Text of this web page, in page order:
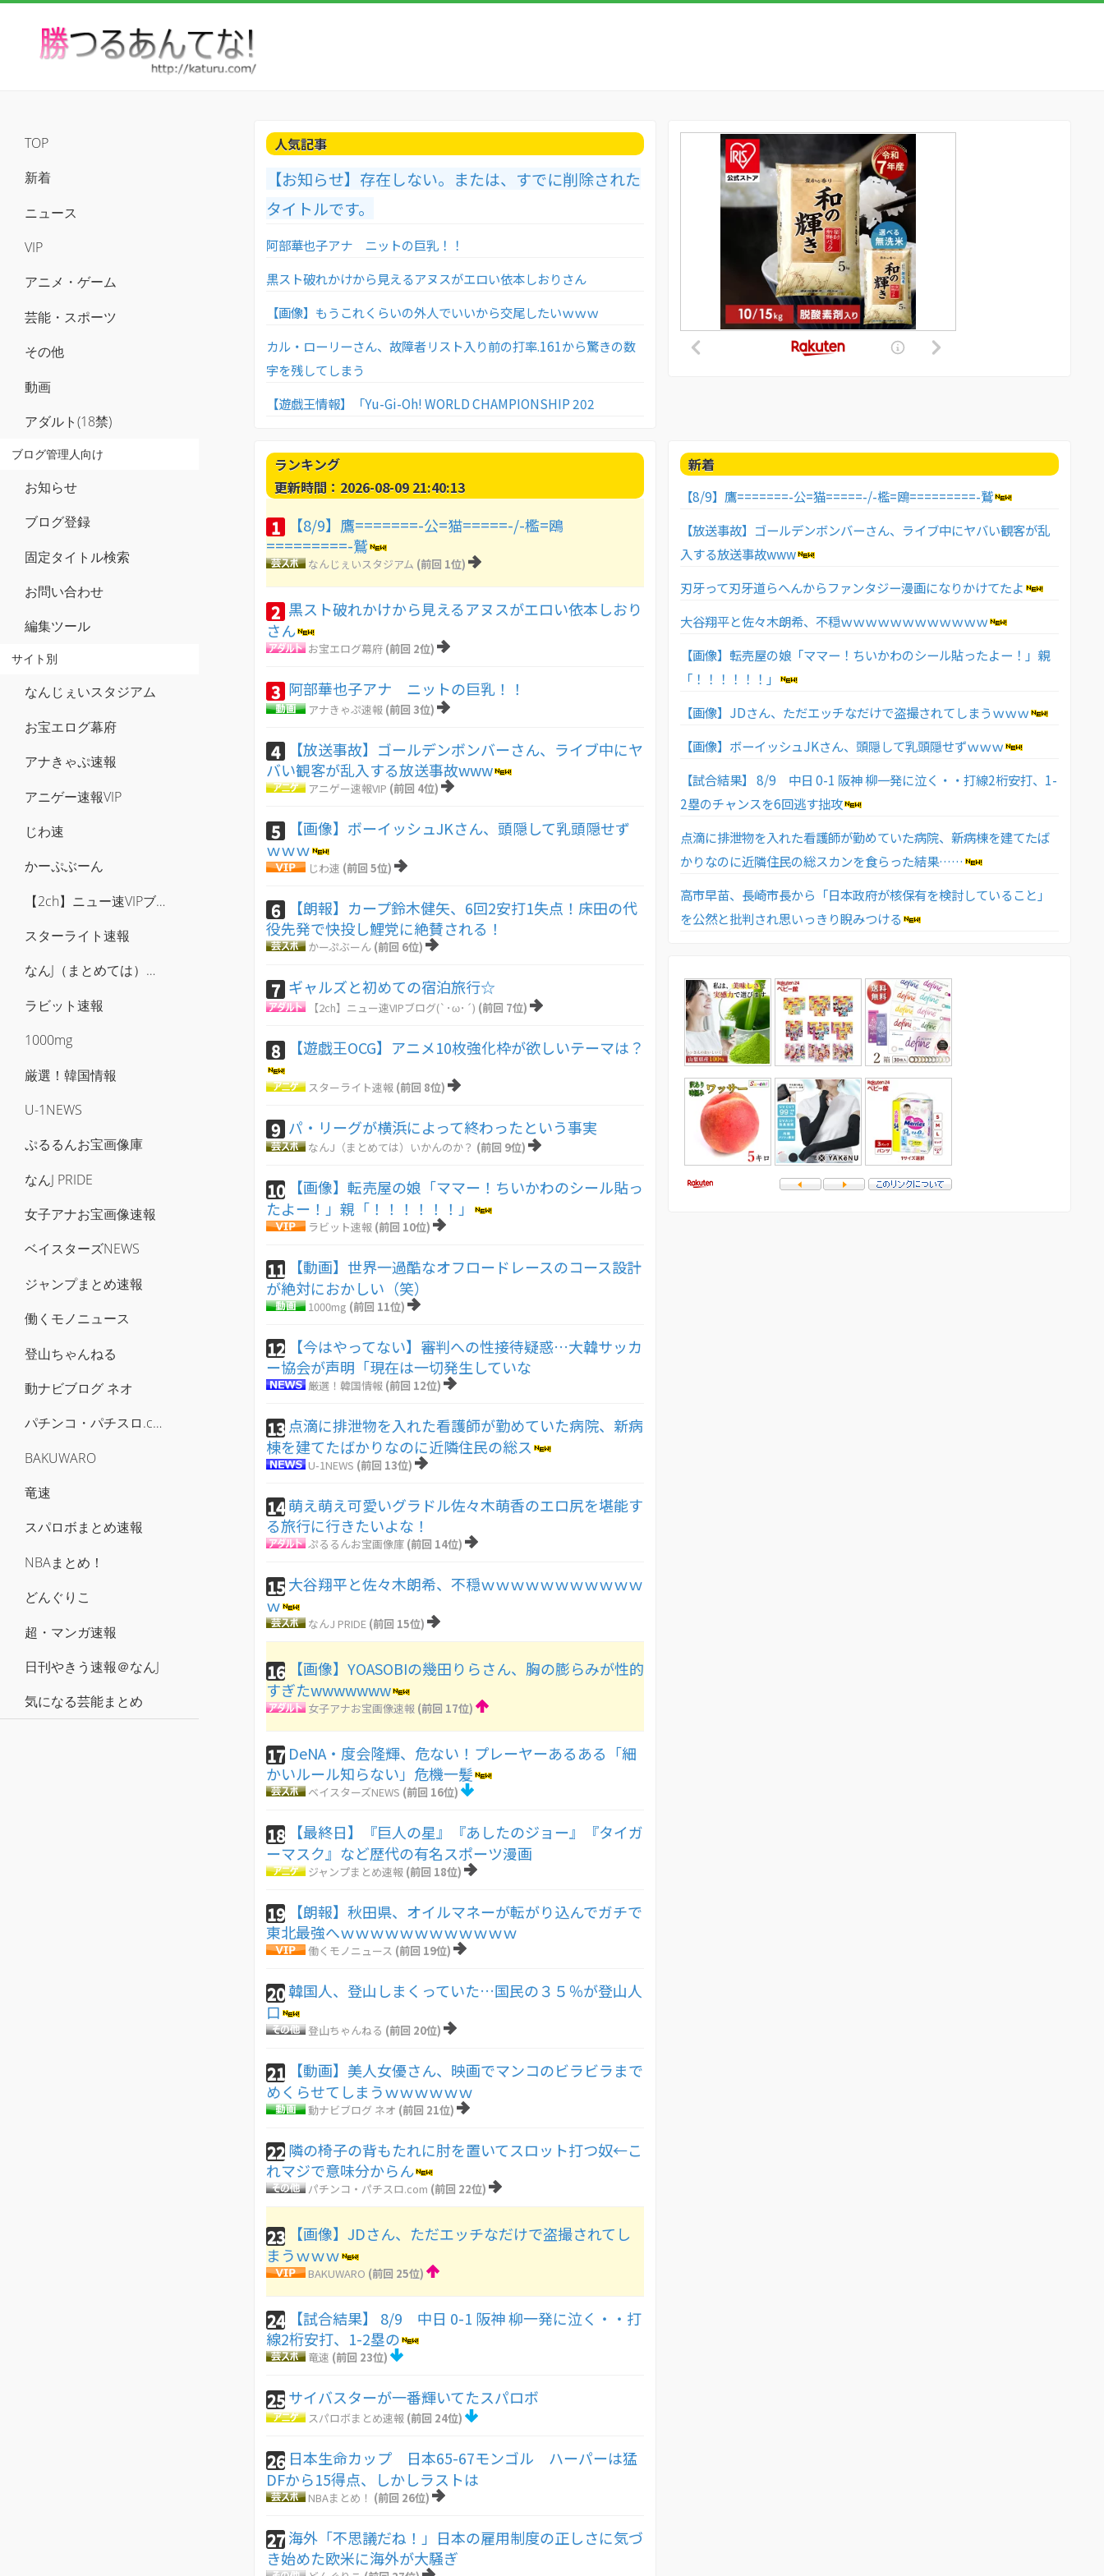
人気記事
【お知らせ】存在しない。または、すでに削除された
タイトルです。
阿部華也子アナ ニットの巨乳！！
黒スト破れかけから見えるアヌスがエロい依本しおりさん
【画像】もうこれくらいの外人でいいから交尾したいｗｗｗ
カル・ローリーさん、故障者リスト入り前の打率.161から驚きの数
字を残してしまう
【遊戯王情報】「Yu-Gi-Oh! WORLD CHAMPIONSHIP 202
ランキング
更新時間：2026-08-09 21:40:13
1
【8/9】鷹=======-公=猫=====-/-檻=鴎
=========-鷲
なんじぇいスタジアム (前回 1位)
2 黒スト破れかけから見えるアヌスがエロい依本しおり
さん
お宝エログ幕府 (前回 2位)
3 阿部華也子アナ ニットの巨乳！！
アナきゃぷ速報 (前回 3位)
4
【放送事故】ゴールデンボンバーさん、ライブ中にヤ
バい観客が乱入する放送事故www
アニゲー速報VIP (前回 4位)
5
【画像】ボーイッシュJKさん、頭隠して乳頭隠せず
ｗｗｗ
じわ速 (前回 5位)
6
【朗報】カープ鈴木健矢、6回2安打1失点！床田の代
役先発で快投し鯉党に絶賛される！
かーぷぶーん (前回 6位)
7 ギャルズと初めての宿泊旅行☆
【2ch】ニュー速VIPブログ(`･ω･´) (前回 7位)
8 【遊戯王OCG】アニメ10枚強化枠が欲しいテーマは？
スターライト速報 (前回 8位)
9 パ・リーグが横浜によって終わったという事実
なんJ（まとめては）いかんのか？ (前回 9位)
10
【画像】転売屋の娘「ママー！ちいかわのシール貼っ
たよー！」親「！！！！！！」
ラビット速報 (前回 10位)
11
【動画】世界一過酷なオフロードレースのコース設計
が絶対におかしい（笑）
1000mg (前回 11位)
12
【今はやってない】審判への性接待疑惑…大韓サッカ
ー協会が声明「現在は一切発生していな
厳選！韓国情報 (前回 12位)
13 点滴に排泄物を入れた看護師が勤めていた病院、新病
棟を建てたばかりなのに近隣住民の総ス
U-1NEWS (前回 13位)
14 萌え萌え可愛いグラドル佐々木萌香のエロ尻を堪能す
る旅行に行きたいよな！
ぷるるんお宝画像庫 (前回 14位)
15 大谷翔平と佐々木朗希、不穏ｗｗｗｗｗｗｗｗｗｗｗ
ｗ
なんJ PRIDE (前回 15位)
16
【画像】YOASOBIの幾田りらさん、胸の膨らみが性的
すぎたwwwwwww
女子アナお宝画像速報 (前回 17位)
17 DeNA・度会隆輝、危ない！プレーヤーあるある「細
かいルール知らない」危機一髪
ベイスターズNEWS (前回 16位)
18
【最終日】『巨人の星』『あしたのジョー』『タイガ
ーマスク』など歴代の有名スポーツ漫画
ジャンプまとめ速報 (前回 18位)
19
【朗報】秋田県、オイルマネーが転がり込んでガチで
東北最強へｗｗｗｗｗｗｗｗｗｗｗｗ
働くモノニュース (前回 19位)
20韓国人、登山しまくっていた…国民の３５％が登山人
口
登山ちゃんねる (前回 20位)
21
【動画】美人女優さん、映画でマンコのビラビラまで
めくらせてしまうｗｗｗｗｗｗ
動ナビブログ ネオ (前回 21位)
22 隣の椅子の背もたれに肘を置いてスロット打つ奴←こ
れマジで意味分からん
パチンコ・パチスロ.com (前回 22位)
23
【画像】JDさん、ただエッチなだけで盗撮されてし
まうｗｗｗ
BAKUWARO (前回 25位)
24
【試合結果】 8/9 中日 0-1 阪神 柳一発に泣く・・打
線2桁安打、1-2塁の
竜速 (前回 23位)
25 サイバスターが一番輝いてたスパロボ
スパロボまとめ速報 (前回 24位)
26 日本生命カップ 日本65-67モンゴル ハーパーは猛
DFから15得点、しかしラストは
NBAまとめ！ (前回 26位)
27 海外「不思議だね！」日本の雇用制度の正しさに気づ
き始めた欧米に海外が大騒ぎ
新着
【8/9】鷹=======-公=猫=====-/-檻=鴎=========-鷲
【放送事故】ゴールデンボンバーさん、ライブ中にヤバい観客が乱
入する放送事故www
刃牙って刃牙道らへんからファンタジー漫画になりかけてたよ
大谷翔平と佐々木朗希、不穏ｗｗｗｗｗｗｗｗｗｗｗｗ
【画像】転売屋の娘「ママー！ちいかわのシール貼ったよー！」親
「！！！！！！」
【画像】JDさん、ただエッチなだけで盗撮されてしまうｗｗｗ
【画像】ボーイッシュJKさん、頭隠して乳頭隠せずｗｗｗ
【試合結果】 8/9 中日 0-1 阪神 柳一発に泣く・・打線2桁安打、1-
2塁のチャンスを6回逃す拙攻
点滴に排泄物を入れた看護師が勤めていた病院、新病棟を建てたば
かりなのに近隣住民の総スカンを食らった結果……
高市早苗、長崎市長から「日本政府が核保有を検討していること」
を公然と批判され思いっきり睨みつける
TOP
新着
ニュース
VIP
アニメ・ゲーム
芸能・スポーツ
その他
動画
アダルト(18禁)
ブログ管理人向け
お知らせ
ブログ登録
固定タイトル検索
お問い合わせ
編集ツール
サイト別
なんじぇいスタジアム
お宝エログ幕府
アナきゃぷ速報
アニゲー速報VIP
じわ速
かーぷぶーん
【2ch】ニュー速VIPブログ(`･ω･´)
スターライト速報
なんJ（まとめては）いかんのか？
ラビット速報
1000mg
厳選！韓国情報
U-1NEWS
ぷるるんお宝画像庫
なんJ PRIDE
女子アナお宝画像速報
ベイスターズNEWS
ジャンプまとめ速報
働くモノニュース
登山ちゃんねる
動ナビブログ ネオ
パチンコ・パチスロ.com
BAKUWARO
竜速
スパロボまとめ速報
NBAまとめ！
どんぐりこ
超・マンガ速報
日刊やきう速報＠なんJ
気になる芸能まとめ